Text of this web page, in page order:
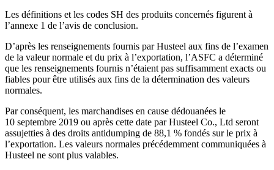
Les définitions et les codes SH des produits concernés figurent à
l’annexe 1 de l’avis de conclusion.
D’après les renseignements fournis par Husteel aux fins de l’examen
de la valeur normale et du prix à l’exportation, l’ASFC a déterminé
que les renseignements fournis n’étaient pas suffisamment exacts ou
fiables pour être utilisés aux fins de la détermination des valeurs
normales.
Par conséquent, les marchandises en cause dédouanées le
10 septembre 2019 ou après cette date par Husteel Co., Ltd seront
assujetties à des droits antidumping de 88,1 % fondés sur le prix à
l’exportation. Les valeurs normales précédemment communiquées à
Husteel ne sont plus valables.